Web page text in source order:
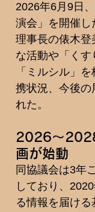
2026年6月9日
演会」を開催し
理事長の俵木登
な活動や「く
「ミルシル」
携状況、今後の
れた。
2026～
画が始動
同協議会は3年
しており、
る情報を届け